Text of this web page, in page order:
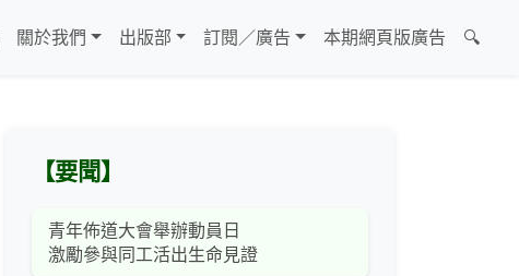
關於我們 出版部 訂閱／廣告 本期網頁版廣告 🔍
【要聞】
青年佈道大會舉辦動員日
激勵參與同工活出生命見證